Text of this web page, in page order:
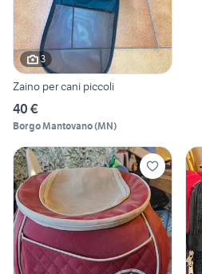
3
Zaino per cani piccoli
40 €
Borgo Mantovano(MN)